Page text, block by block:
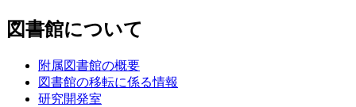
図書館について
附属図書館の概要
図書館の移転に係る情報
研究開発室